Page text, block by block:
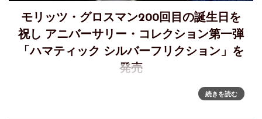
モリッツ・グロスマン200回目の誕生日を
祝し アニバーサリー・コレクション第一弾
「ハマティック シルバーフリクション」を
発売
モリッツ・グロスマン生誕200周年を記念するアニバーサリー
コレクション第１弾「ハマティック シルバーフリクション」
続きを読む